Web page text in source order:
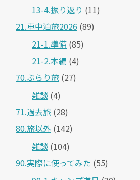
13-4.振り返り (11)
21.車中泊旅2026 (89)
21-1.準備 (85)
21-2.本編 (4)
70.ぶらり旅 (27)
雑談 (4)
71.過去旅 (28)
80.旅以外 (142)
雑談 (104)
90.実際に使ってみた (55)